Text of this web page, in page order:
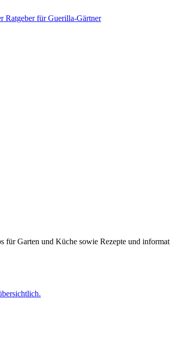
Ratgeber für Guerilla-Gärtner
Garten und Küche sowie Rezepte und